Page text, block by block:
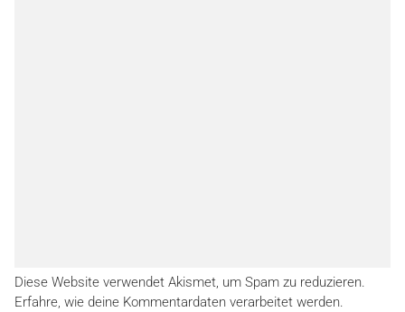
Diese Website verwendet Akismet, um Spam zu reduzieren.
Erfahre, wie deine Kommentardaten verarbeitet werden.